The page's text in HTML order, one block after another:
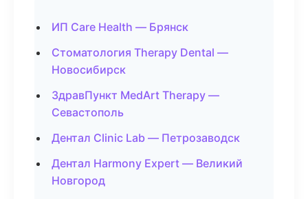
ИП Care Health — Брянск
Стоматология Therapy Dental —
Новосибирск
ЗдравПункт MedArt Therapy —
Севастополь
Дентал Clinic Lab — Петрозаводск
Дентал Harmony Expert — Великий
Новгород